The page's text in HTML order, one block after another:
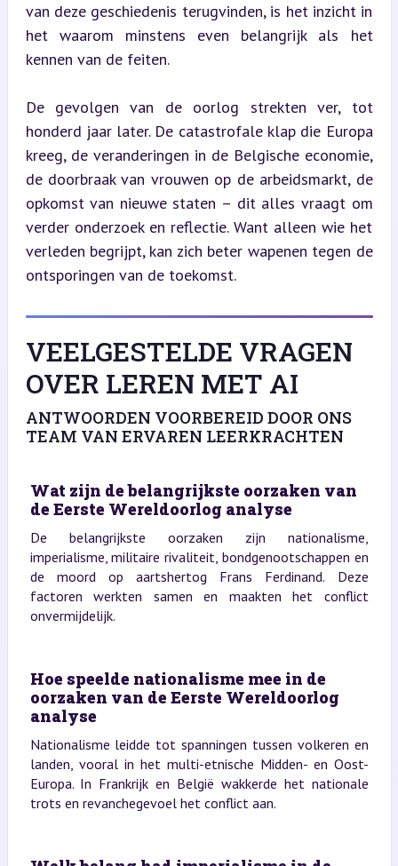
van deze geschiedenis terugvinden, is het inzicht in
het waarom minstens even belangrijk als het
kennen van de feiten.
De gevolgen van de oorlog strekten ver, tot
honderd jaar later. De catastrofale klap die Europa
kreeg, de veranderingen in de Belgische economie,
de doorbraak van vrouwen op de arbeidsmarkt, de
opkomst van nieuwe staten – dit alles vraagt om
verder onderzoek en reflectie. Want alleen wie het
verleden begrijpt, kan zich beter wapenen tegen de
ontsporingen van de toekomst.
VEELGESTELDE VRAGEN
OVER LEREN MET AI
ANTWOORDEN VOORBEREID DOOR ONS
TEAM VAN ERVAREN LEERKRACHTEN
Wat zijn de belangrijkste oorzaken van
de Eerste Wereldoorlog analyse
De belangrijkste oorzaken zijn nationalisme,
imperialisme, militaire rivaliteit, bondgenootschappen en
de moord op aartshertog Frans Ferdinand. Deze
factoren werkten samen en maakten het conflict
onvermijdelijk.
Hoe speelde nationalisme mee in de
oorzaken van de Eerste Wereldoorlog
analyse
Nationalisme leidde tot spanningen tussen volkeren en
landen, vooral in het multi-etnische Midden- en Oost-
Europa. In Frankrijk en België wakkerde het nationale
trots en revanchegevoel het conflict aan.